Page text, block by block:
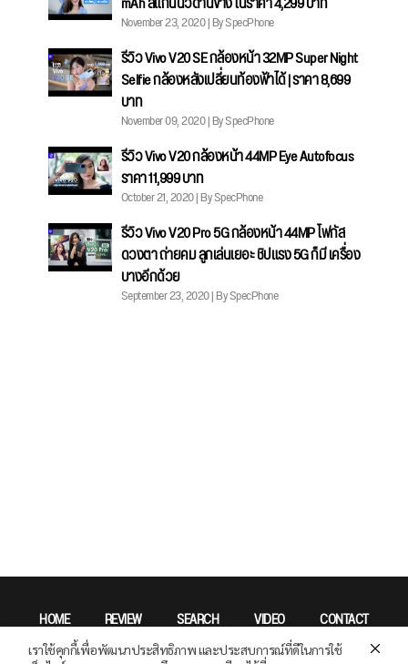
November 23, 2020 | By SpecPhone
รีวิว Vivo V20 SE กล้องหน้า 32MP Super Night
Selfie กล้องหลังเปลี่ยนท้องฟ้าได้ | ราคา 8,699
บาท
November 09, 2020 | By SpecPhone
รีวิว Vivo V20 กล้องหน้า 44MP Eye Autofocus
ราคา 11,999 บาท
October 21, 2020 | By SpecPhone
รีวิว Vivo V20 Pro 5G กล้องหน้า 44MP โฟกัส
ดวงตา ถ่ายคม ลูกเล่นเยอะ ชิปแรง 5G ก็มี เครื่อง
บางอีกด้วย
September 23, 2020 | By SpecPhone
HOME REVIEW SEARCH VIDEO CONTACT
เราใช้คุกกี้เพื่อพัฒนาประสิทธิภาพ และประสบการณ์ที่ดีในการใช้